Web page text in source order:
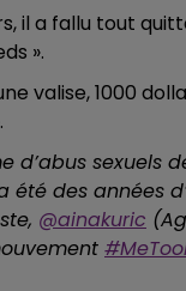
il a fallu tout
».
valise, 1000
d’abus sexuels
été des années
@ainakuric